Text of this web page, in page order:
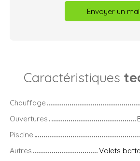
Envoyer un mail
Caractéristiques
Chauffage
Ouvertures
Piscine
Autres
Volets